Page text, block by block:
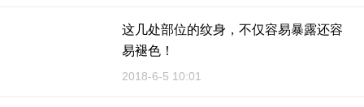
这几处部位的纹身，不仅容易暴露还容
易褪色！
2018-6-5 10:01